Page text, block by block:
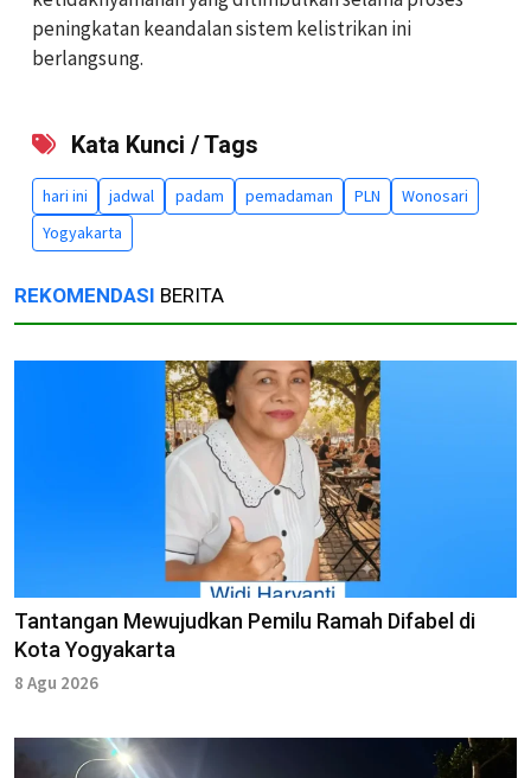
peningkatan keandalan sistem kelistrikan ini
berlangsung.
Kata Kunci / Tags
hari ini jadwal padam pemadaman PLN
Wonosari
Yogyakarta
REKOMENDASI BERITA
Tantangan Mewujudkan Pemilu Ramah Difabel di
Kota Yogyakarta
8 Agu 2026